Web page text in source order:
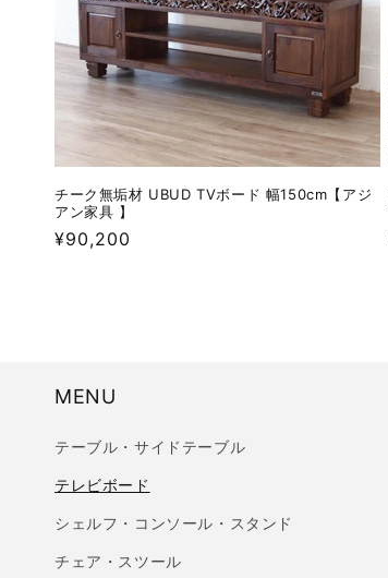
:
チーク無垢材 UBUD TVボード 幅150cm【アジ
アン家具 】
通
¥90,200
MENU
テーブル・サイドテーブル
テレビボード
シェルフ・コンソール・スタンド
チェア・スツール